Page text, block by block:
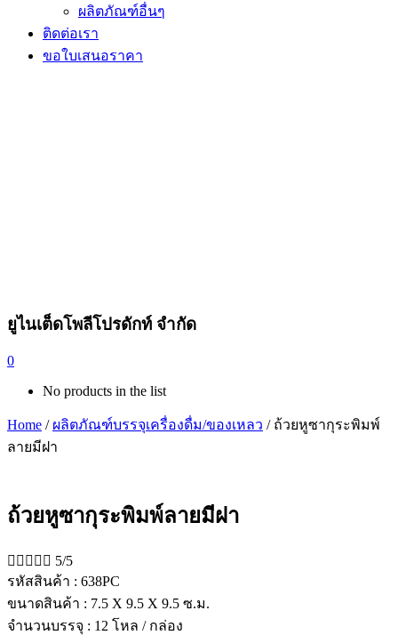
ผลิตภัณฑ์อื่นๆ
ติดต่อเรา
ขอใบเสนอราคา
ยูไนเต็ดโพลีโปรดักท์ จำกัด
0
No products in the list
Home / ผลิตภัณฑ์บรรจุเครื่องดื่ม/ของเหลว / ถ้วยหูซากุระพิมพ์
ลายมีฝา
ถ้วยหูซากุระพิมพ์ลายมีฝา
     5/5
รหัสสินค้า : 638PC
ขนาดสินค้า : 7.5 X 9.5 X 9.5 ซ.ม.
จำนวนบรรจุ : 12 โหล / กล่อง